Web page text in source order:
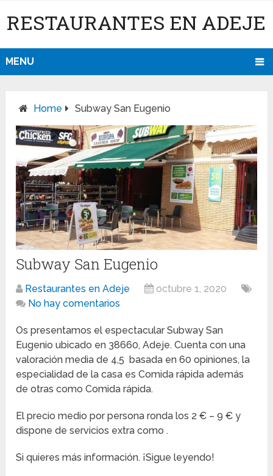
RESTAURANTES EN ADEJE
MENU
Home Subway San Eugenio
Subway San Eugenio
Restaurantes en Adeje
octubre 1, 2020
No hay comentarios
Os presentamos el espectacular Subway San
Eugenio ubicado en 38660, Adeje. Cuenta con una
valoración media de 4,5 basada en 60 opiniones, la
especialidad de la casa es Comida rápida además
de otras como Comida rápida.
El precio medio por persona ronda los 2 € – 9 € y
dispone de servicios extra como .
Si quieres más información. ¡Sigue leyendo!